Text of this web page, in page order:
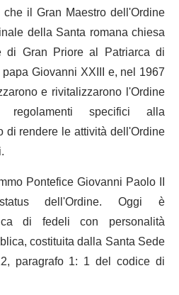
il Gran Maestro dell'Ordine
della Santa romana chiesa
Gran Priore al Patriarca di
Giovanni XXIII e, nel 1967
e rivitalizzarono l'Ordine
regolamenti specifici alla
rendere le attività dell'Ordine
Pontefice Giovanni Paolo II
dell'Ordine. Oggi è
di fedeli con personalità
costituita dalla Santa Sede
paragrafo 1: 1 del codice di